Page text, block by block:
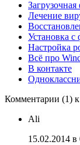
Лечение
Установка с
Настройка
Всё про
В контакте
Комментарии (1)
Ali
15.02.2014 в